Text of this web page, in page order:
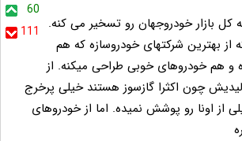
60
111
کل بازار خودروجهان رو تسخیر می کنه.
بهترین شرکتهای خودروسازه که هم
و هم خودروهای خوبی طراحی میکنه. از
چون اکثرا گازسوز هستند خیلی پرخرج
از اونا رو پوشش نمیده. اما از خودروهای